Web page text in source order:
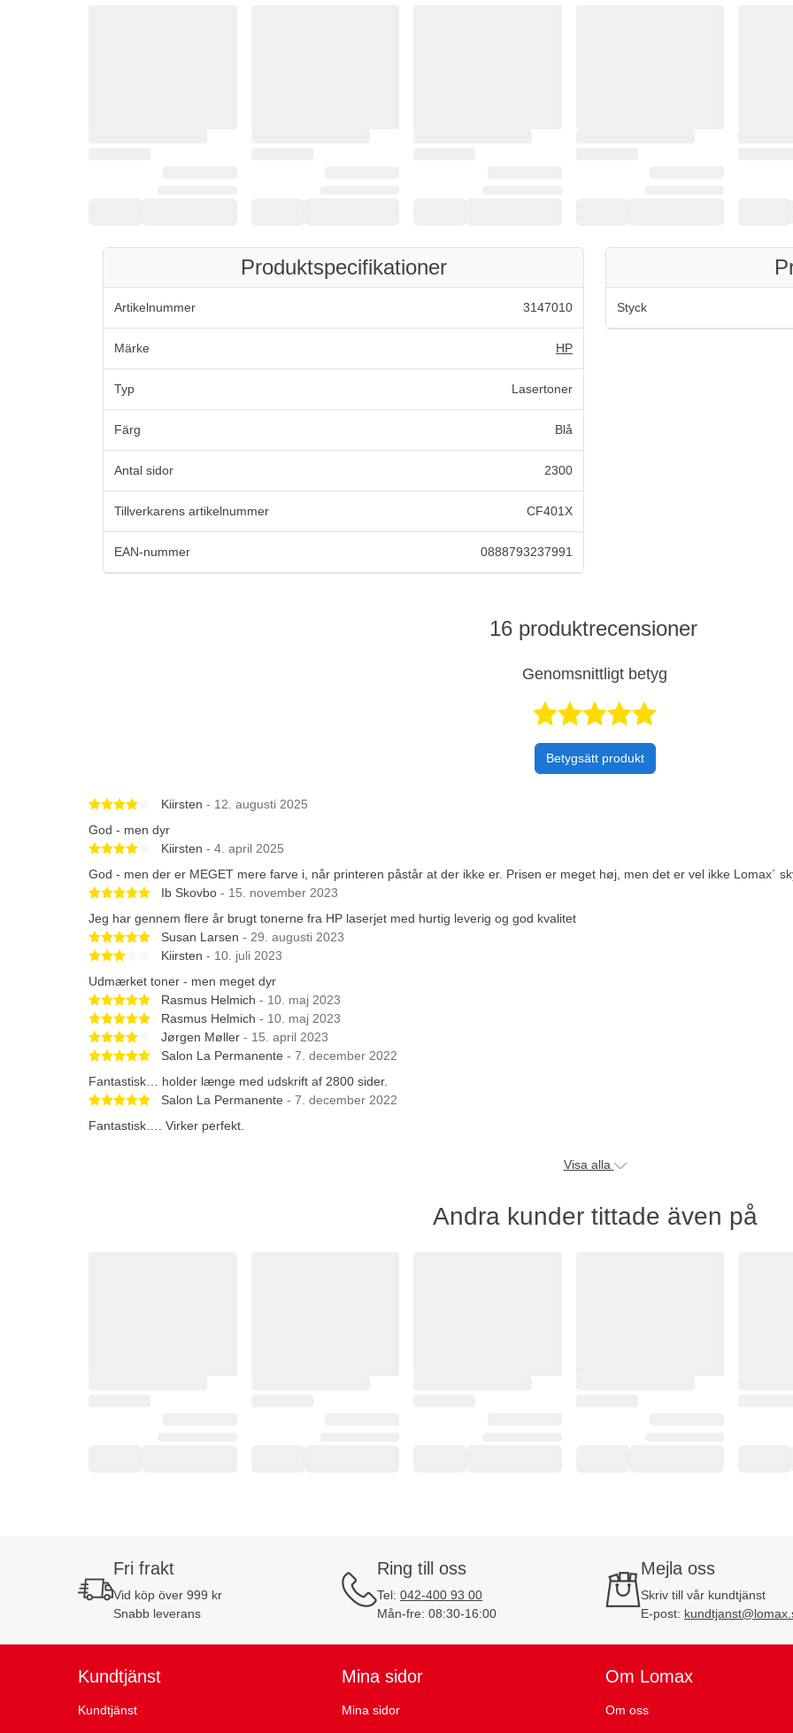
Produktspecifikationer
Artikelnummer 3147010
Märke HP
Typ Lasertoner
Färg Blå
Antal sidor 2300
Tillverkarens artikelnummer CF401X
EAN-nummer 0888793237991
Styck
16 produktrecensioner
Genomsnittligt betyg
Betygsatt
Betygsätt produkt
Betygsatt 4 av 5 stjärnor
Kiirsten - 12. augusti 2025
God - men dyr
Betygsatt 4 av 5 stjärnor
Kiirsten - 4. april 2025
God - men der er MEGET mere farve i, når printeren påstår at der ikke er. Prisen er meget høj, men det er vel ikke Lomax´
Betygsatt 5 av 5 stjärnor
Ib Skovbo - 15. november 2023
Jeg har gennem flere år brugt tonerne fra HP laserjet med hurtig leverig og god kvalitet
Betygsatt 5 av 5 stjärnor
Susan Larsen - 29. augusti 2023
Betygsatt 3 av 5 stjärnor
Kiirsten - 10. juli 2023
Udmærket toner - men meget dyr
Betygsatt 5 av 5 stjärnor
Rasmus Helmich - 10. maj 2023
Betygsatt 5 av 5 stjärnor
Rasmus Helmich - 10. maj 2023
Betygsatt 4 av 5 stjärnor
Jørgen Møller - 15. april 2023
Betygsatt 5 av 5 stjärnor
Salon La Permanente - 7. december 2022
Fantastisk… holder længe med udskrift af 2800 sider.
Betygsatt 5 av 5 stjärnor
Salon La Permanente - 7. december 2022
Fantastisk…. Virker perfekt.
Visa alla
Andra kunder tittade även på
Fri frakt
Vid köp över 999 kr
Snabb leverans
Ring till oss
Tel: 042-400 93 00
Mån-fre: 08:30-16:00
Mejla oss
Skriv till vår kundtjänst
E-post:
Kundtjänst
Kundtjänst
Mina sidor
Mina sidor
Om Lomax
Om oss